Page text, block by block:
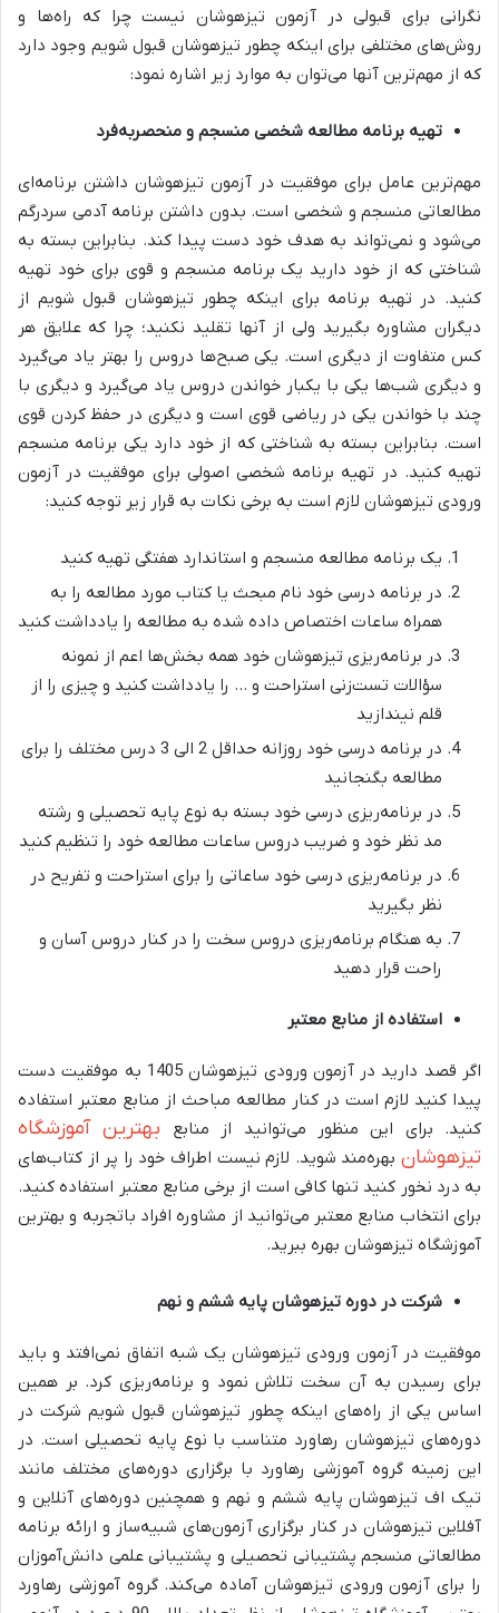
نگرانی برای قبولی در آزمون تیزهوشان نیست چرا که راه‌ها و
روش‌های مختلفی برای اینکه چطور تیزهوشان قبول شویم وجود دارد
که از مهم‌ترین آنها می‌توان به موارد زیر اشاره نمود:
تهیه برنامه مطالعه شخصی منسجم و منحصربه‌فرد
مهم‌ترین عامل برای موفقیت در آزمون تیزهوشان داشتن برنامه‌ای
مطالعاتی منسجم و شخصی است. بدون داشتن برنامه آدمی سردرگم
می‌شود و نمی‌تواند به هدف خود دست پیدا کند. بنابراین بسته به
شناختی که از خود دارید یک برنامه منسجم و قوی برای خود تهیه
کنید. در تهیه برنامه برای اینکه چطور تیزهوشان قبول شویم از
دیگران مشاوره بگیرید ولی از آنها تقلید نکنید؛ چرا که علایق هر
کس متفاوت از دیگری است. یکی صبح‌ها دروس را بهتر یاد می‌گیرد
و دیگری شب‌ها یکی با یکبار خواندن دروس یاد می‌گیرد و دیگری با
چند با خواندن یکی در ریاضی قوی است و دیگری در حفظ کردن قوی
است. بنابراین بسته به شناختی که از خود دارد یکی برنامه منسجم
تهیه کنید. در تهیه برنامه شخصی اصولی برای موفقیت در آزمون
ورودی تیزهوشان لازم است به برخی نکات به قرار زیر توجه کنید:
یک برنامه مطالعه منسجم و استاندارد هفتگی تهیه کنید
در برنامه درسی خود نام مبحث یا کتاب مورد مطالعه را به
همراه ساعات اختصاص داده شده به مطالعه را یادداشت کنید
در برنامه‌ریزی تیزهوشان خود همه بخش‌ها اعم از نمونه
سؤالات تست‌زنی استراحت و … را یادداشت کنید و چیزی را از
قلم نیندازید
در برنامه درسی خود روزانه حداقل 2 الی 3 درس مختلف را برای
مطالعه بگنجانید
در برنامه‌ریزی درسی خود بسته به نوع پایه تحصیلی و رشته
مد نظر خود و ضریب دروس ساعات مطالعه خود را تنظیم کنید
در برنامه‌ریزی درسی خود ساعاتی را برای استراحت و تفریح در
نظر بگیرید
به هنگام برنامه‌ریزی دروس سخت را در کنار دروس آسان و
راحت قرار دهید
استفاده از منابع معتبر
اگر قصد دارید در آزمون ورودی تیزهوشان 1405 به موفقیت دست
پیدا کنید لازم است در کنار مطالعه مباحث از منابع معتبر استفاده
کنید. برای این منظور می‌توانید از منابع بهترین آموزشگاه
تیزهوشان بهره‌مند شوید. لازم نیست اطراف خود را پر از کتاب‌های
به درد نخور کنید تنها کافی است از برخی منابع معتبر استفاده کنید.
برای انتخاب منابع معتبر می‌توانید از مشاوره افراد باتجربه و بهترین
آموزشگاه تیزهوشان بهره ببرید.
شرکت در دوره تیزهوشان پایه ششم و نهم
موفقیت در آزمون ورودی تیزهوشان یک شبه اتفاق نمی‌افتد و باید
برای رسیدن به آن سخت تلاش نمود و برنامه‌ریزی کرد. بر همین
اساس یکی از راه‌های اینکه چطور تیزهوشان قبول شویم شرکت در
دوره‌های تیزهوشان رهاورد متناسب با نوع پایه تحصیلی است. در
این زمینه گروه آموزشی رهاورد با برگزاری دوره‌های مختلف مانند
تیک اف تیزهوشان پایه ششم و نهم و همچنین دوره‌های آنلاین و
آفلاین تیزهوشان در کنار برگزاری آزمون‌های شبیه‌ساز و ارائه برنامه
مطالعاتی منسجم پشتیبانی تحصیلی و پشتیبانی علمی دانش‌آموزان
را برای آزمون ورودی تیزهوشان آماده می‌کند. گروه آموزشی رهاورد